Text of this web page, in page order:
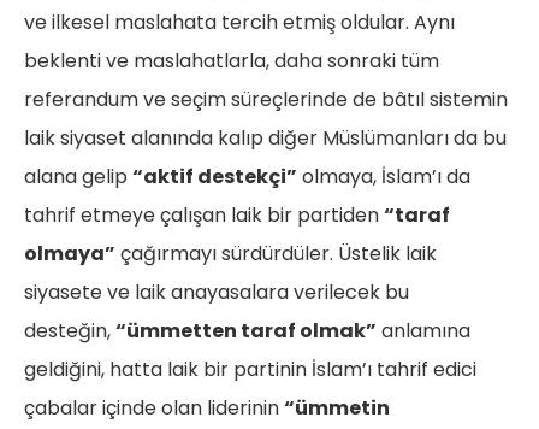
ve ilkesel maslahata tercih etmiş oldular. Aynı
beklenti ve maslahatlarla, daha sonraki tüm
referandum ve seçim süreçlerinde de bâtıl sistemin
laik siyaset alanında kalıp diğer Müslümanları da bu
alana gelip “aktif destekçi” olmaya, İslam’ı da
tahrif etmeye çalışan laik bir partiden“taraf
olmaya” çağırmayı sürdürdüler. Üstelik laik
siyasete ve laik anayasalara verilecek bu
desteğin,“ümmetten taraf olmak” anlamına
geldiğini, hatta laik bir partinin İslam’ı tahrif edici
çabalar içinde olan liderinin“ümmetin